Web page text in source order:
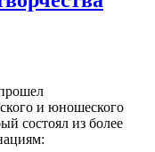
и юношеского
состоял из более